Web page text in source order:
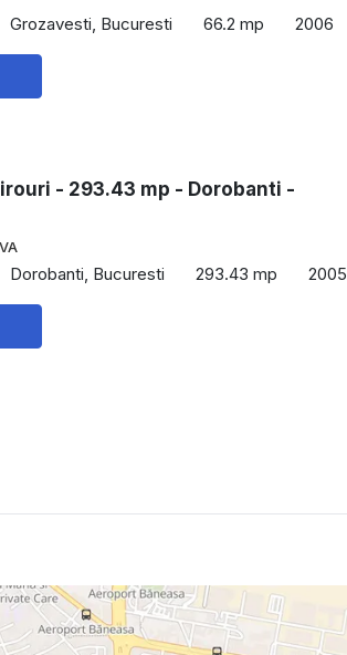
Grozavesti, Bucuresti 66.2 mp 2006
- 293.43 mp - Dorobanti -
Dorobanti, Bucuresti 293.43 mp 2005